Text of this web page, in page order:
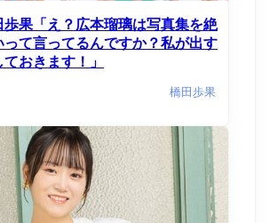
歩果「え？広本瑠璃は写真集を絶
て言ってるんですか？私が出す
おきます！」
橋田歩果